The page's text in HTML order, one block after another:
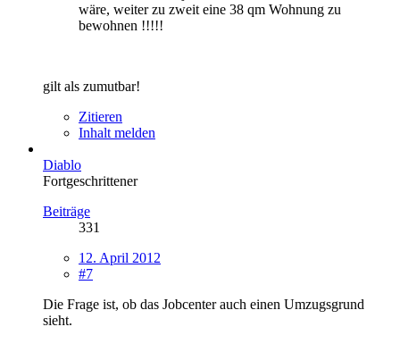
wäre, weiter zu zweit eine 38 qm Wohnung zu
bewohnen !!!!!
gilt als zumutbar!
Zitieren
Inhalt melden
Diablo
Fortgeschrittener
Beiträge
331
12. April 2012
#7
Die Frage ist, ob das Jobcenter auch einen Umzugsgrund
sieht.